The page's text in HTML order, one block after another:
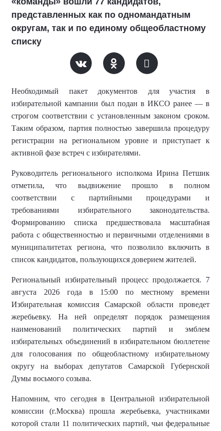
представленных как по одномандатным
округам, так и по единому общеобластному
списку
Необходимый пакет документов для участия в
избирательной кампании был подан в ИКСО ранее — в
строгом соответствии с установленным законом сроком.
Таким образом, партия полностью завершила процедуру
регистрации на региональном уровне и приступает к
активной фазе встреч с избирателями.
Руководитель регионального исполкома Ирина Петшик
отметила, что выдвижение прошло в полном
соответствии с партийными процедурами и
требованиями избирательного законодательства.
Формированию списка предшествовала масштабная
работа с общественностью и первичными отделениями в
муниципалитетах региона, что позволило включить в
список кандидатов, пользующихся доверием жителей.
Региональный избирательный процесс продолжается. 7
августа 2026 года в 15:00 по местному времени
Избирательная комиссия Самарской области проведет
жеребьевку. На ней определят порядок размещения
наименований политических партий и эмблем
избирательных объединений в избирательном бюллетене
для голосования по общеобластному избирательному
округу на выборах депутатов Самарской Губернской
Думы восьмого созыва.
Напомним, что сегодня в Центральной избирательной
комиссии (г.Москва) прошла жеребьевка, участниками
которой стали 11 политических партий, чьи федеральные